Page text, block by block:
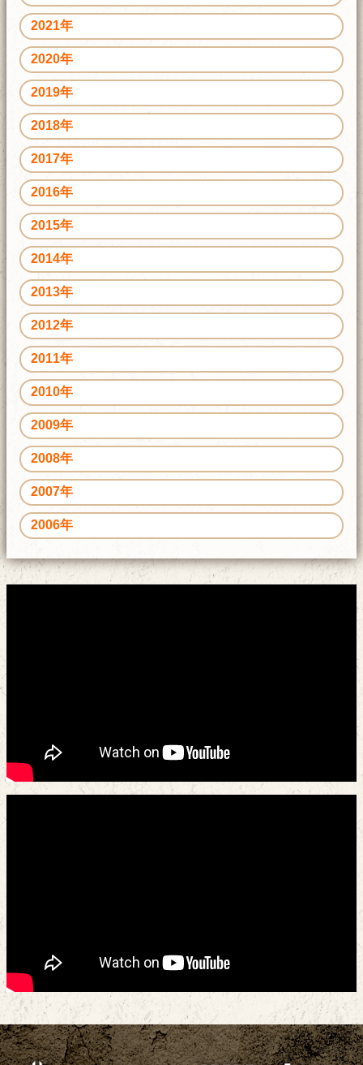
2021年
2020年
2019年
2018年
2017年
2016年
2015年
2014年
2013年
2012年
2011年
2010年
2009年
2008年
2007年
2006年